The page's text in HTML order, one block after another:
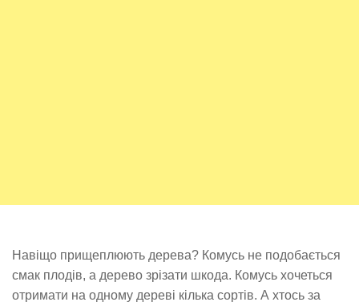
Навіщо прищеплюють дерева? Комусь не подобається
смак плодів, а дерево зрізати шкода. Комусь хочеться
отримати на одному дереві кілька сортів. А хтось за